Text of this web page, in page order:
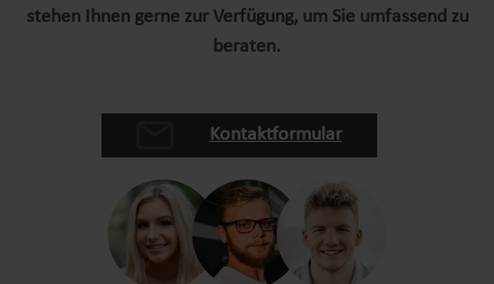
stehen Ihnen gerne zur Verfügung, um Sie umfassend zu
beraten.
Kontaktformular